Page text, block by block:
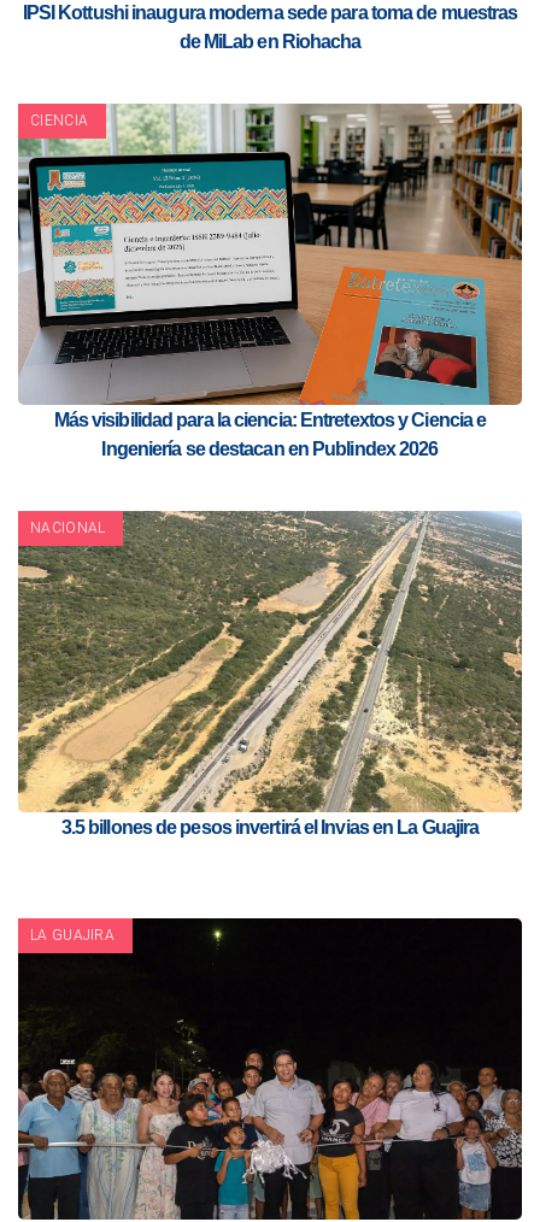
IPSI Kottushi inaugura moderna sede para toma de muestras
de MiLab en Riohacha
CIENCIA
Más visibilidad para la ciencia: Entretextos y Ciencia e
Ingeniería se destacan en Publindex 2026
NACIONAL
3.5 billones de pesos invertirá el Invias en La Guajira
LA GUAJIRA